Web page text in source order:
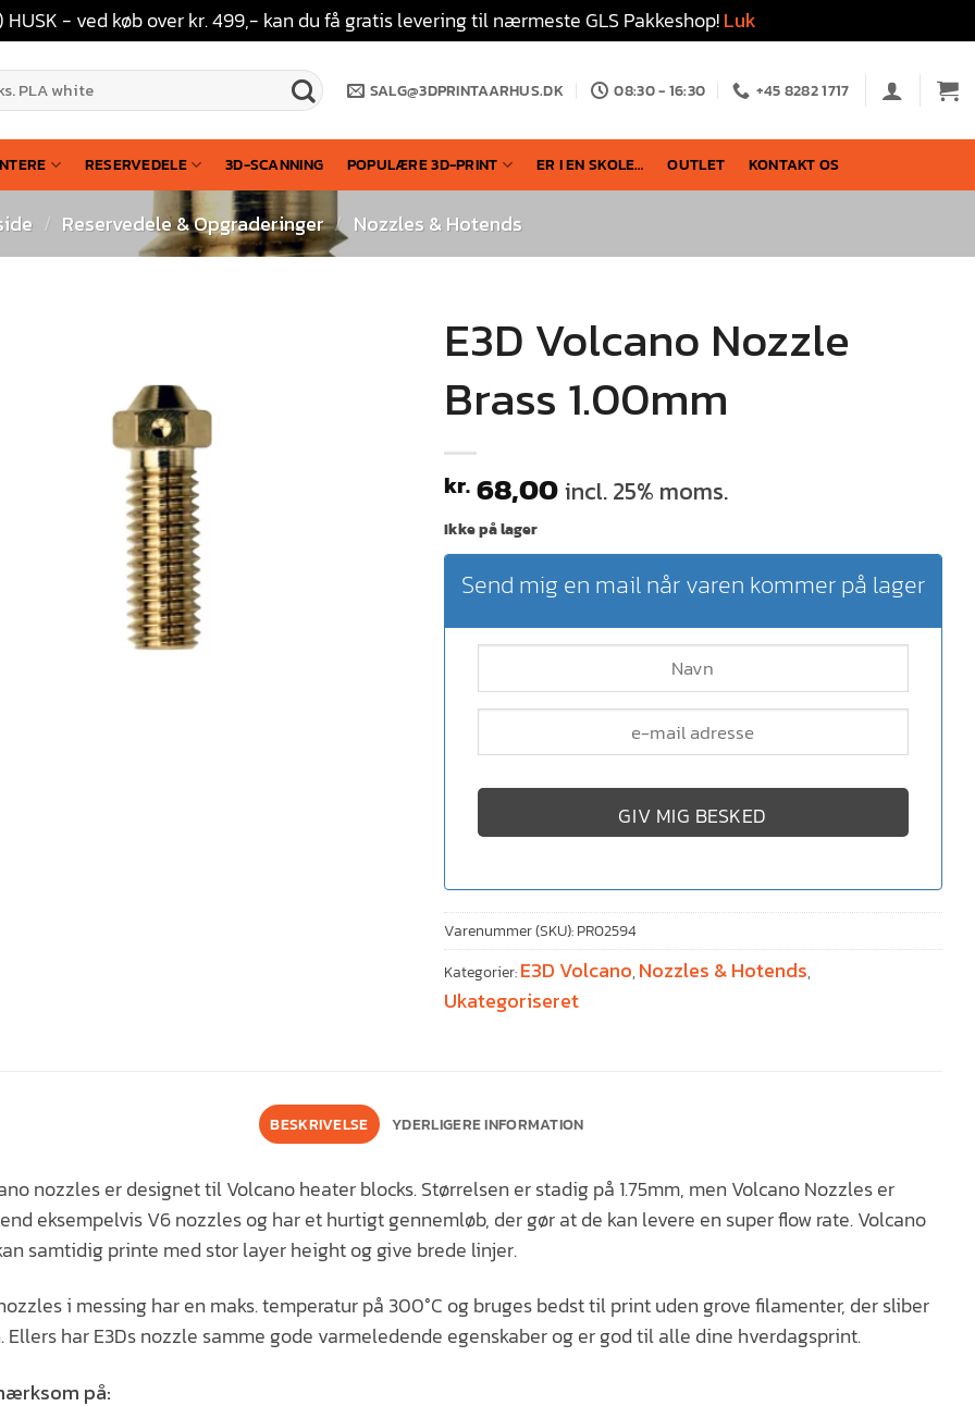
- ved køb over kr. 499,- kan du få gratis levering til nærmeste GLS Pakkeshop!Luk
SALG@3DPRINTAARHUS.DK 08:30 - 16:30 +45 8282 1717
RESERVEDELE 3D-SCANNING POPULÆRE 3D-PRINT ER I EN SKOLE… OUTLET KONTAKT OS
/ Reservedele & Opgraderinger / Nozzles & Hotends
E3D Volcano Nozzle
Brass 1.00mm
kr.68,00incl. 25% moms.
Ikke på lager
Send mig en mail når varen kommer på lager
GIV MIG BESKED
Varenummer (SKU):PR02594
Kategorier:E3D Volcano, Nozzles & Hotends,
Ukategoriseret
BESKRIVELSE YDERLIGERE INFORMATION
nozzles er designet til Volcano heater blocks. Størrelsen er stadig på 1.75mm, men Volcano Nozzles er
eksempelvis V6 nozzles og har et hurtigt gennemløb, der gør at de kan levere en super flow rate. Volcano
samtidig printe med stor layer height og give brede linjer.
i messing har en maks. temperatur på 300°C og bruges bedst til print uden grove filamenter, der sliber
Ellers har E3Ds nozzle samme gode varmeledende egenskaber og er god til alle dine hverdagsprint.
på: